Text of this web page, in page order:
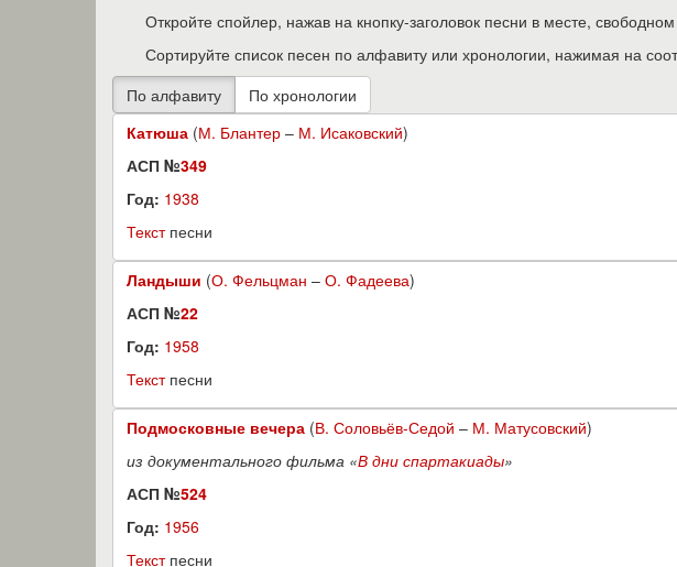
Откройте спойлер, нажав на кнопку-заголовок песни в месте,
Сортируйте список песен по алфавиту или хронологии, нажимая на
Катюша (М. Блантер – М. Исаковский)
АСП №349
Год: 1938
Текстпесни
Ландыши (О. Фельцман – О. Фадеева)
АСП №22
Год: 1958
Текстпесни
Подмосковные вечера (В. Соловьёв-Седой – М. Матусовский)
из документального фильма «В дни спартакиады»
АСП №524
Год: 1956
Текстпесни